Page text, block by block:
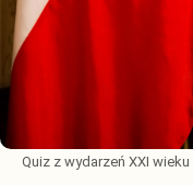
Quiz z wydarzeń XXI wieku